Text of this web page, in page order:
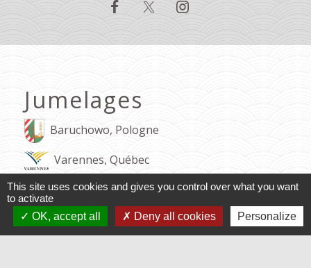
Jumelages
Baruchowo, Pologne
Varennes, Québec
Mentions légales
Accessibilité - Application mobile Localiti
Plan du site
- Gestion des cookies
This site uses cookies and gives you control over what you want
to activate
OK, accept all
Deny all cookies Personalize